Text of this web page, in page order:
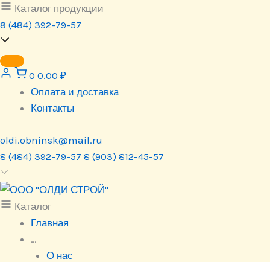
Перейти
к
содержимому
Каталог продукции
8 (484) 392-79-57
0 0.00 ₽
Оплата и доставка
Контакты
oldi.obninsk@mail.ru
8 (484) 392-79-57 8 (903) 812-45-57
Каталог
Главная
…
О нас